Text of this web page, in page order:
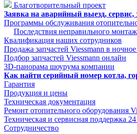
Благотворительный проект
Заявка на аварийный выезд, сервис,
Программы обслуживания
Последствия неправильного
Квалификация наших сотрудников
Продажа запчастей Viessmann в
Подбор запчастей Viessmann онлайн
3D-панорама шоурума компании
Как найти серийный номер котла,
Гарантия
Продукция и цены
Техническая документация
Ремонт отопительного оборудования
Техническая и сервисная поддержка 24
Сотрудничество